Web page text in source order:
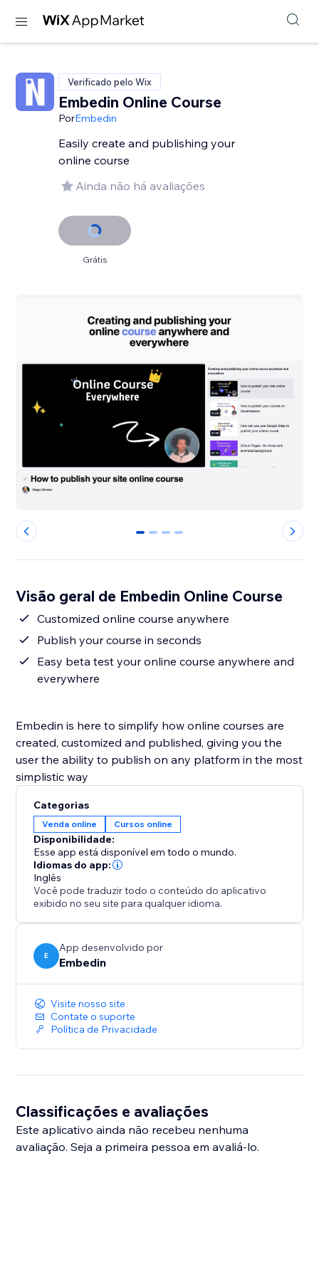
Verificado pelo Wix
Embedin Online Course
PorEmbedin
Easily create and publishing your
online course
Ainda não há avaliações
Grátis
0 1 2 3
Visão geral de Embedin Online Course
Customized online course anywhere
Publish your course in seconds
Easy beta test your online course anywhere and
everywhere
Embedin is here to simplify how online courses are
created, customized and published, giving you the
user the ability to publish on any platform in the most
simplistic way
Categorias
Venda online Cursos online
Disponibilidade:
Esse app está disponível em todo o mundo.
Idiomas do app:
Inglês
Você pode traduzir todo o conteúdo do aplicativo
exibido no seu site para qualquer idioma.
E
App desenvolvido por
Embedin
Visite nosso site
Contate o suporte
Política de Privacidade
Classificações e avaliações
Este aplicativo ainda não recebeu nenhuma
avaliação. Seja a primeira pessoa em avaliá-lo.